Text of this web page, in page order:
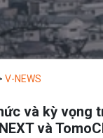
V-NEWS
và kỳ vọng
và